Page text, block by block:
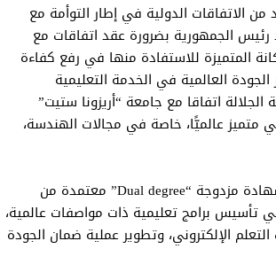
الاتفاقات الدولية في إطار التوأمة مع
رئيس الجمهورية بضرورة عقد اتفاقات مع
المتميزة للاستفادة منها في رفع كفاءة
العالمية في الخدمة التعليمية
اتفاقا مع جامعة “أريزونا ستيت”
متميز عالميًّا، خاصة في مجالات الهندسة،
وأضاف التقرير أن الاتفاقية تنص على منح شهادة مزدوجة “Dual degree” معتمدة من
تأسيس برامج تعليمية ذات مواصفات عالمية،
الإلكتروني، وتطوير عملية ضمان الجودة